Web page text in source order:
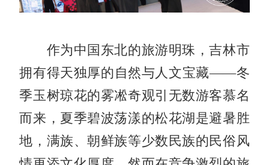
作为中国东北的旅游明珠，吉林市
拥有得天独厚的自然与人文宝藏——冬
季玉树琼花的雾凇奇观引无数游客慕名
而来，夏季碧波荡漾的松花湖是避暑胜
地，满族、朝鲜族等少数民族的民俗风